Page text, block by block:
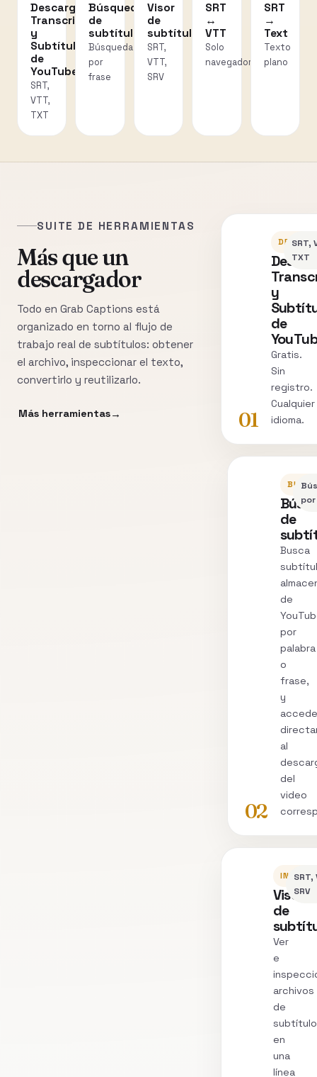
Descarga
Transcripciones
y
Subtítulos
de
YouTube
SRT,
VTT,
TXT
Búsqueda
de
subtítulos
Búsqueda
por
frase
Visor
de
subtítulos
SRT,
VTT,
SRV
SRT
↔
VTT
Solo
navegador
SRT
→
Text
Texto
plano
SUITE DE HERRAMIENTAS
Más que un
descargador
Todo en Grab Captions está
organizado en torno al flujo de
trabajo real de subtítulos: obtener
el archivo, inspeccionar el texto,
convertirlo y reutilizarlo.
Más herramientas 01
y
de
Gratis.
Sin
registro.
Cualquier
idioma.
SRT,
TXT
02
de
Busca
de
por
palabra
o
frase,
y
accede
al
del
video
Visor
de
Ver
e
archivos
de
en
una
línea
SRT,
SRV